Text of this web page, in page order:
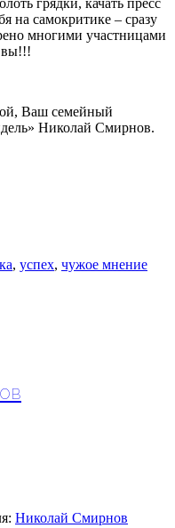
на самокритике – сразу
многими участницами
вы!!!
Ваш семейный
Николай Смирнов.
, успех, чужое мнение
Николай Смирнов